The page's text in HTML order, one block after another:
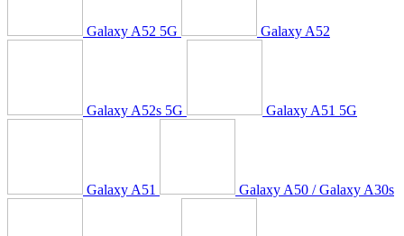
Galaxy A52 5G Galaxy A52
Galaxy A52s 5G Galaxy A51 5G
Galaxy A51 Galaxy A50 / Galaxy A30s